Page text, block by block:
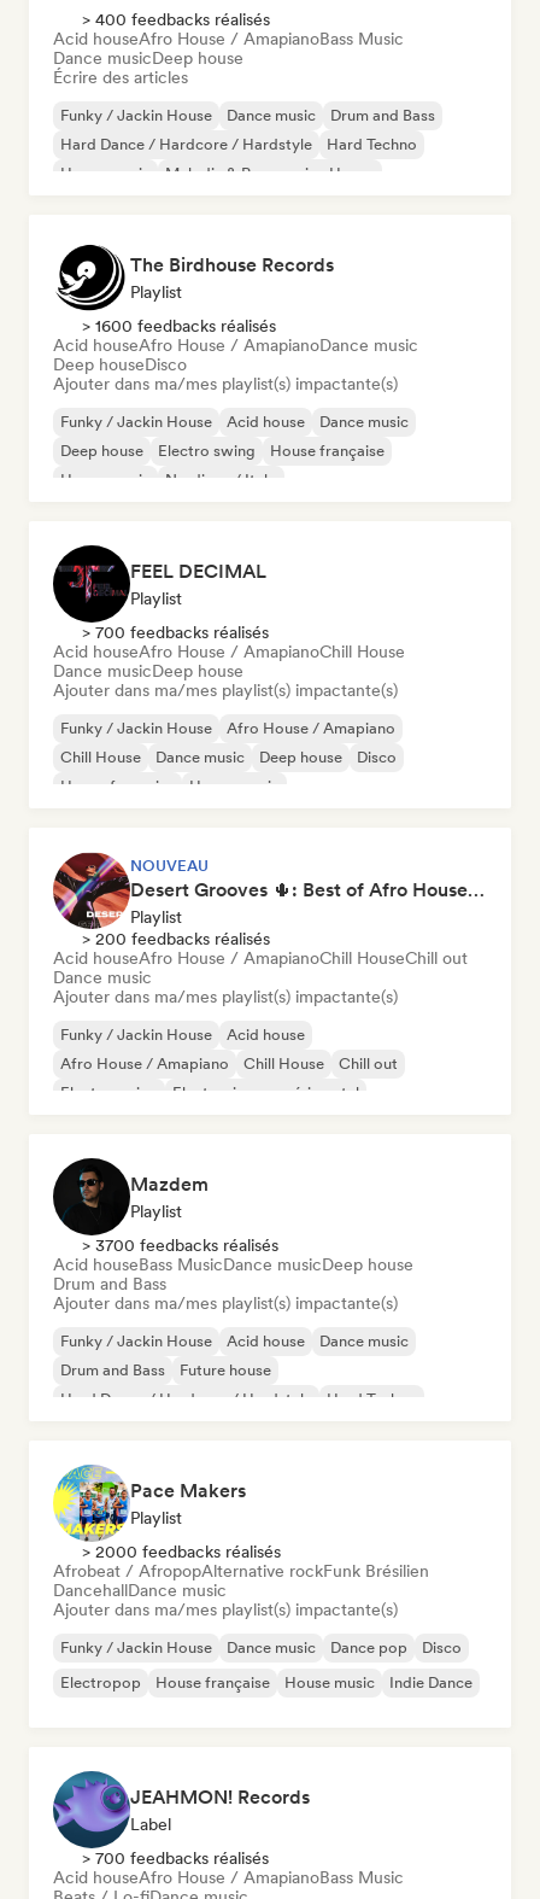
> 400 feedbacks réalisés
Acid houseAfro House / AmapianoBass Music
Dance musicDeep house
Écrire des articles
Funky / Jackin House Dance music
Drum and Bass
Hard Dance / Hardcore / Hardstyle
Hard Techno
House music
Melodic & Progressive House
The Birdhouse Records
Playlist
> 1600 feedbacks réalisés
Acid houseAfro House / AmapianoDance music
Deep houseDisco
Ajouter dans ma/mes playlist(s) impactante(s)
Funky / Jackin House Acid house
Dance music
Deep house
Electro swing
House française
House music
Nu-disco / Italo
FEEL DECIMAL
Playlist
> 700 feedbacks réalisés
Acid houseAfro House / AmapianoChill House
Dance musicDeep house
Ajouter dans ma/mes playlist(s) impactante(s)
Funky / Jackin House
Afro House / Amapiano
Chill House
Dance music Deep house
Disco
House française
House music
NOUVEAU
Desert Grooves 🌵: Best of Afro House, Organic & Melodic
Playlist
> 200 feedbacks réalisés
Acid houseAfro House / AmapianoChill HouseChill out
Dance music
Ajouter dans ma/mes playlist(s) impactante(s)
Funky / Jackin House
Acid house
Afro House / Amapiano
Chill House
Chill out
Electro swing
Electronique expérimental
Mazdem
Playlist
> 3700 feedbacks réalisés
Acid houseBass MusicDance musicDeep house
Drum and Bass
Ajouter dans ma/mes playlist(s) impactante(s)
Funky / Jackin House Acid house
Dance music
Drum and Bass
Future house
Hard Dance / Hardcore / Hardstyle
Hard Techno
Pace Makers
Playlist
> 2000 feedbacks réalisés
Afrobeat / AfropopAlternative rockFunk Brésilien
DancehallDance music
Ajouter dans ma/mes playlist(s) impactante(s)
Funky / Jackin House Dance music Dance pop
Disco
Electropop
House française House music Indie Dance
JEAHMON! Records
Label
> 700 feedbacks réalisés
Acid houseAfro House / AmapianoBass Music